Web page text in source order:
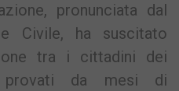
pronunciata dal
Civile, ha suscitato
tra i cittadini dei
provati da mesi di